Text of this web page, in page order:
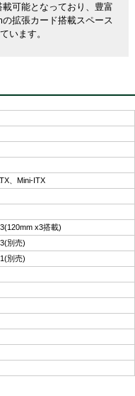
可能となっており、豊富
拡張カード搭載スペース
います。
、Mini-ITX
x3搭載)
別売)
別売)